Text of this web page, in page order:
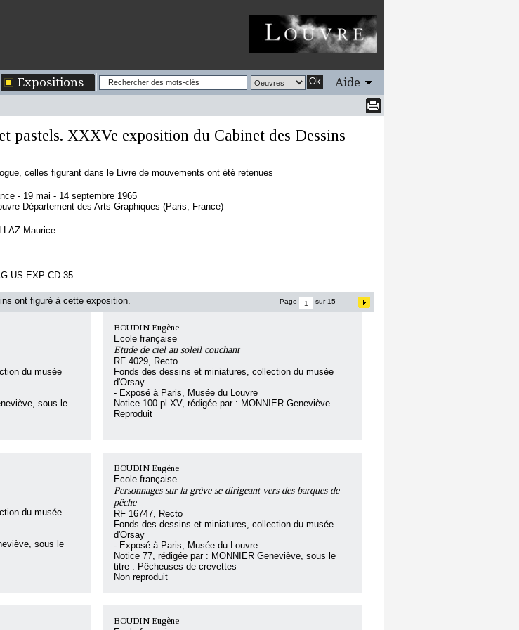
Expositions Ok Aide
pastels. XXXVe exposition du Cabinet des Dessins
celles figurant dans le Livre de mouvements ont été retenues
- 19 mai - 14 septembre 1965
Département des Arts Graphiques (Paris, France)
Maurice
US-EXP-CD-35
ont figuré à cette exposition. Page sur 15
du musée
sous le
BOUDIN Eugène
Ecole française
Etude de ciel au soleil couchant
RF 4029, Recto
Fonds des dessins et miniatures, collection du musée
d'Orsay
- Exposé à Paris, Musée du Louvre
Notice 100 pl.XV, rédigée par : MONNIER Geneviève
Reproduit
du musée
sous le
BOUDIN Eugène
Ecole française
Personnages sur la grève se dirigeant vers des barques de
pêche
RF 16747, Recto
Fonds des dessins et miniatures, collection du musée
d'Orsay
- Exposé à Paris, Musée du Louvre
Notice 77, rédigée par : MONNIER Geneviève, sous le
titre : Pêcheuses de crevettes
Non reproduit
BOUDIN Eugène